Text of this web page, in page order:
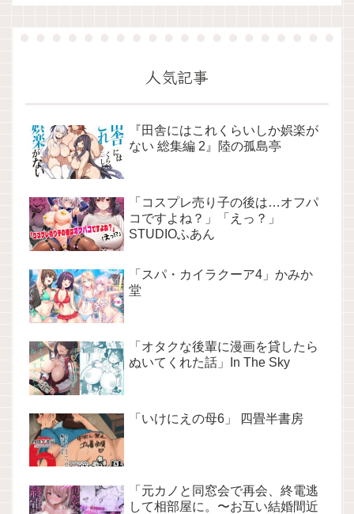
人気記事
『田舎にはこれくらいしか娯楽が
ない 総集編 2』陸の孤島亭
「コスプレ売り子の後は…オフパ
コですよね？」「えっ？」
STUDIOふあん
「スパ・カイラクーア4」かみか
堂
「オタクな後輩に漫画を貸したら
ぬいてくれた話」In The Sky
「いけにえの母6」 四畳半書房
「元カノと同窓会で再会、終電逃
して相部屋に。〜お互い結婚間近